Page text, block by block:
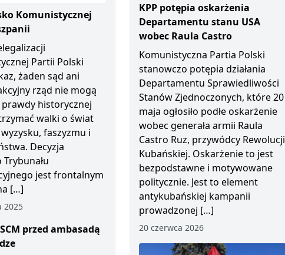
Komunistycznej
Partii Polski
żaden sąd ani
rząd nie mogą
historycznej
walki o świat
faszyzmu i
Decyzja
jest frontalnym
[…]
2025
przed ambasadą
KPP potępia oskarżenia
Departamentu stanu USA
wobec Raula Castro
Komunistyczna Partia Polski
stanowczo potępia działania
Departamentu Sprawiedliwości
Stanów Zjednoczonych, które 20
maja ogłosiło podłe oskarżenie
wobec generała armii Raula
Castro Ruz, przywódcy Rewolucji
Kubańskiej. Oskarżenie to jest
bezpodstawne i motywowane
politycznie. Jest to element
antykubańskiej kampanii
prowadzonej […]
20 czerwca 2026